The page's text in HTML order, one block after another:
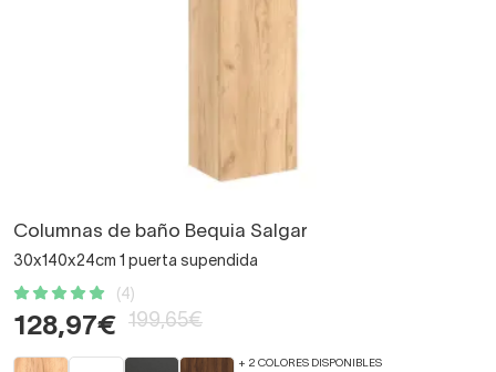
Columnas de baño Bequia Salgar
30x140x24cm 1 puerta supendida
(4)
128,97€ 199,65€
+ 2 COLORES DISPONIBLES